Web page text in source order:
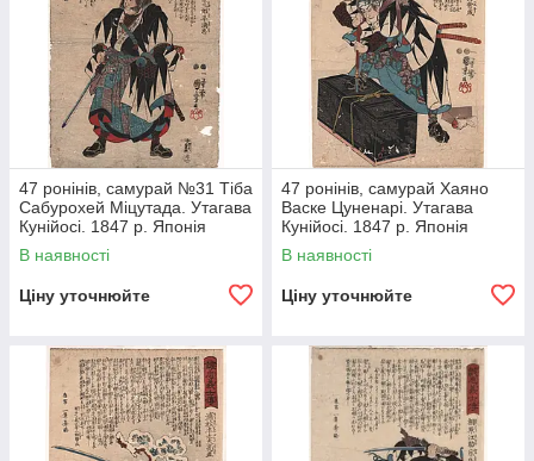
47 ронінів, самурай №31 Тіба
Сабурохей Міцутада. Утагава
Кунійосі. 1847 р. Японія
гравюру
В наявності
Ціну уточнюйте
47 ронінів, самурай Хаяно
Васке Цуненарі. Утагава
Кунійосі. 1847 р. Японія
гравюра
В наявності
Ціну уточнюйте